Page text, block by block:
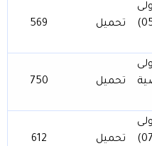
للسنة الثانية باك علوم رياضية (05)
تحميل 569
تحميل 750
للسنة الثانية باك علوم رياضية (07)
تحميل 612